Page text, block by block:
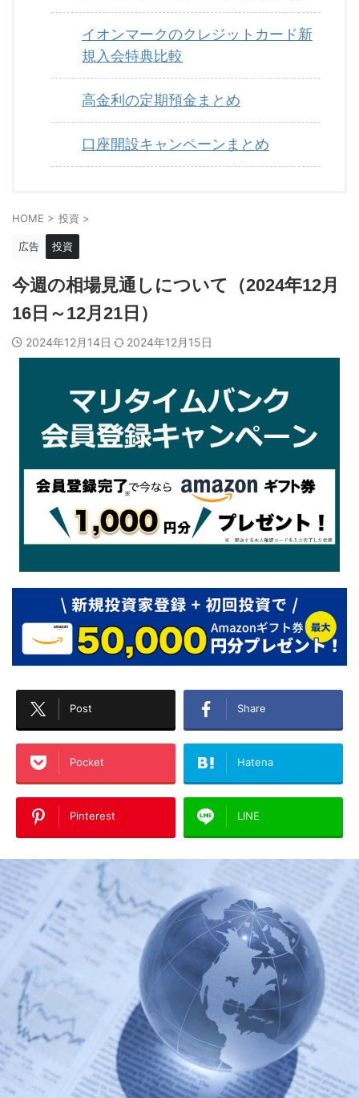
イオンマークのクレジットカード新
規入会特典比較
高金利の定期預金まとめ
口座開設キャンペーンまとめ
HOME > 投資 >
広告 投資
今週の相場見通しについて（2024年12月
16日～12月21日）
2024年12月14日 2024年12月15日
Post Share
Pocket Hatena
Pinterest LINE